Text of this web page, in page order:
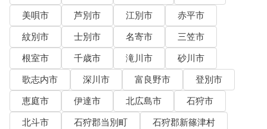
美唄市
芦別市 江別市
赤平市
紋別市
士別市 名寄市
三笠市
根室市
千歳市 滝川市
砂川市
歌志内市
深川市 富良野市
登別市
恵庭市
伊達市 北広島市
石狩市
北斗市
石狩郡当別町
石狩郡新篠津村